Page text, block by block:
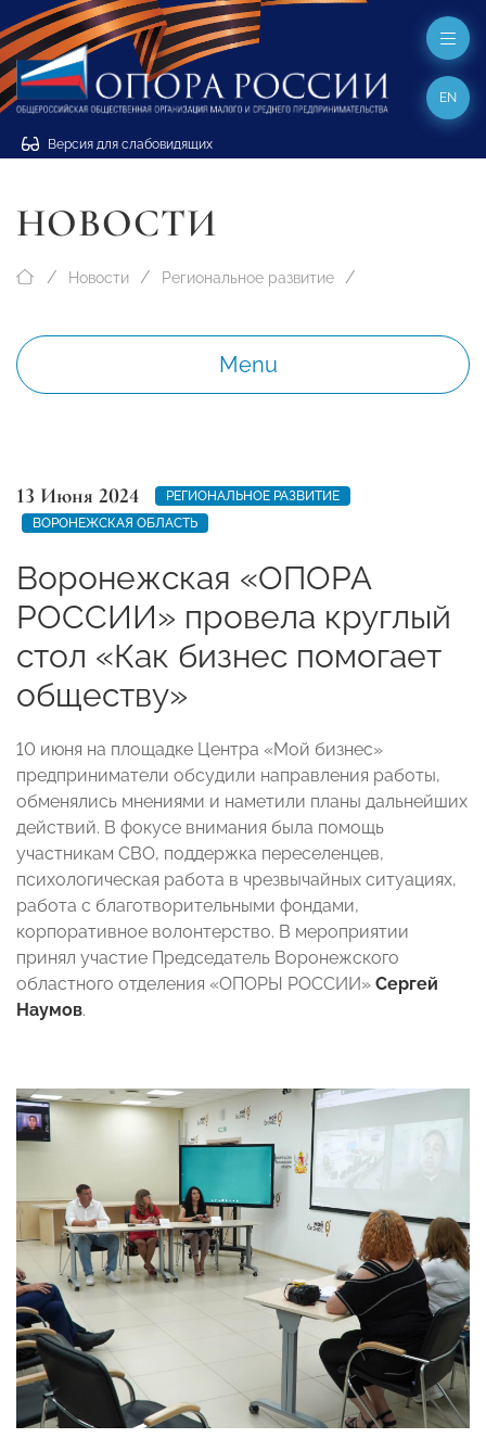
Версия для слабовидящих
EN
НОВОСТИ
Новости Региональное развитие
Menu
13 Июня 2024
РЕГИОНАЛЬНОЕ РАЗВИТИЕ
ВОРОНЕЖСКАЯ ОБЛАСТЬ
Воронежская «ОПОРА
РОССИИ» провела круглый
стол «Как бизнес помогает
обществу»
10 июня на площадке Центра «Мой бизнес»
предприниматели обсудили направления работы,
обменялись мнениями и наметили планы дальнейших
действий. В фокусе внимания была помощь
участникам СВО, поддержка переселенцев,
психологическая работа в чрезвычайных ситуациях,
работа с благотворительными фондами,
корпоративное волонтерство. В мероприятии
принял участие Председатель Воронежского
областного отделения «ОПОРЫ РОССИИ» Сергей
Наумов.